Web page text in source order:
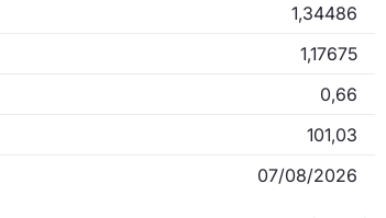
1,34486
1,17675
0,66
101,03
07/08/2026